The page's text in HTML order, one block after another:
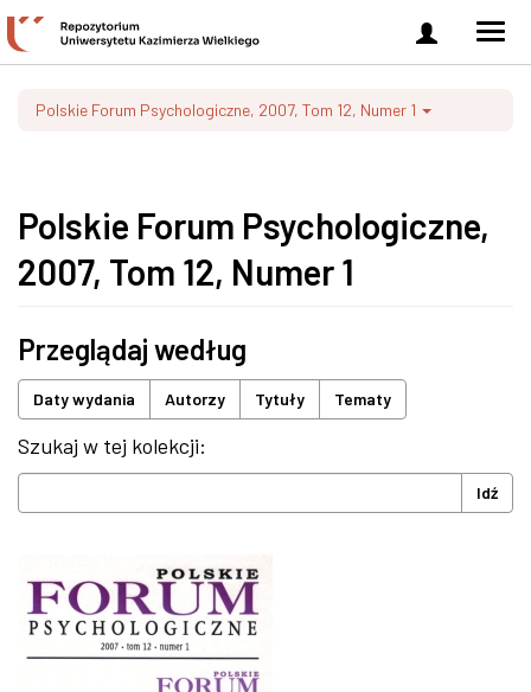
Zaloguj
się
Polskie Forum Psychologiczne, 2007, Tom 12, Numer 1
Polskie Forum Psychologiczne,
2007, Tom 12, Numer 1
Przeglądaj według
Daty wydania Autorzy Tytuły Tematy
Szukaj w tej kolekcji:
Idź